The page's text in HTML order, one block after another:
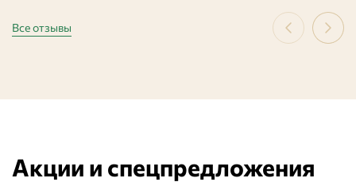
Все отзывы
Акции и спецпредложения